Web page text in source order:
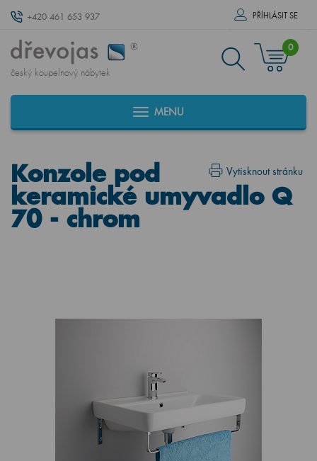
+420 461 653 937 PŘÍHLÁSIT SE
český koupelnový nábytek
0
MENU
Vytisknout stránku
Konzole pod
keramické umyvadlo Q
70 - chrom